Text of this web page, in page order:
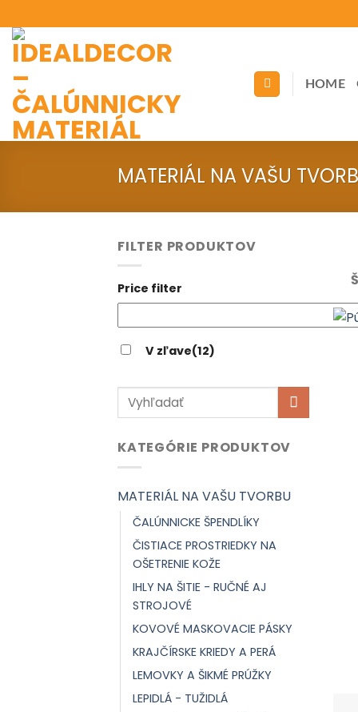
to
content
HOME
MATERIÁL NA VAŠU
FILTER PRODUKTOV
Price filter
V zľave(12)
Hľadať:
KATEGÓRIE PRODUKTOV
MATERIÁL NA VAŠU TVORBU
ČALÚNNICKE ŠPENDLÍKY
ČISTIACE PROSTRIEDKY NA
OŠETRENIE KOŽE
IHLY NA ŠITIE - RUČNÉ AJ
STROJOVÉ
KOVOVÉ MASKOVACIE PÁSKY
KRAJČÍRSKE KRIEDY A PERÁ
LEMOVKY A ŠIKMÉ PRÚŽKY
LEPIDLÁ - TUŽIDLÁ